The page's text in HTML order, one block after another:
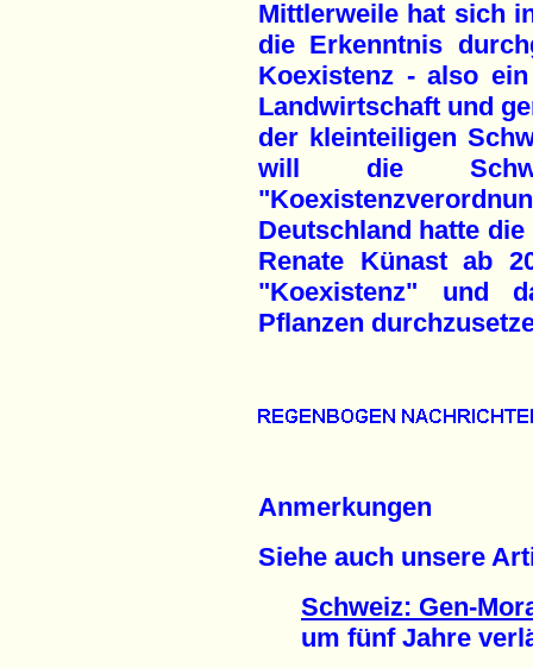
Mittlerweile hat sich
die Erkenntnis
Koexistenz - also
Landwirtschaft und
der kleinteiligen
will die
Deutschland hatte
Renate Künast ab
"Koexistenz" und
Pflanzen
Anmerkungen
Siehe auch unsere
Schweiz: Gen-
um fünf Jahre